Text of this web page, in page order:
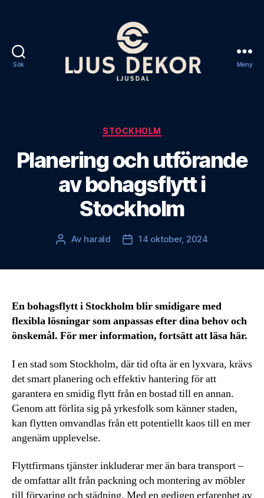
Sök Meny
Kategorier
STOCKHOLM
Planering och utförande
av bohagsflytt i
Stockholm
Inläggsförfattare
Av harald Inläggsdatum
14 oktober, 2024
En bohagsflytt i Stockholm blir smidigare med
flexibla lösningar som anpassas efter dina behov och
önskemål. För mer information, fortsätt att läsa här.
I en stad som Stockholm, där tid ofta är en lyxvara, krävs
det smart planering och effektiv hantering för att
garantera en smidig flytt från en bostad till en annan.
Genom att förlita sig på yrkesfolk som känner staden,
kan flytten omvandlas från ett potentiellt kaos till en mer
angenäm upplevelse.
Flyttfirmans tjänster inkluderar mer än bara transport –
de omfattar allt från packning och montering av möbler